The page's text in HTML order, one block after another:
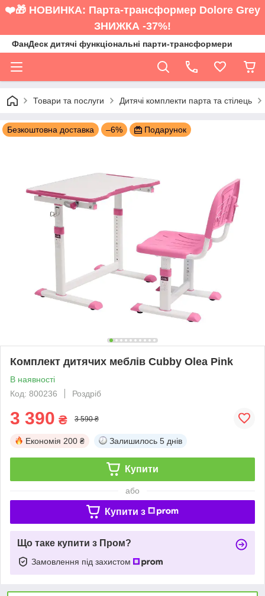
❤️🎁 НОВИНКА: Парта-трансформер Dolore Grey
ЗНИЖКА -37%!
ФанДеск дитячі функціональні парти-трансформери
Товари та послуги Дитячі комплекти парта та стілець
Безкоштовна доставка –6% Подарунок
Комплект дитячих меблів Cubby Olea Pink
В наявності
Код: 800236
Роздріб
3 390 ₴ 3 590 ₴
Економія 200 ₴ Залишилось 5 днів
Купити
або
Купити з
Що таке купити з Пром?
Замовлення під захистом